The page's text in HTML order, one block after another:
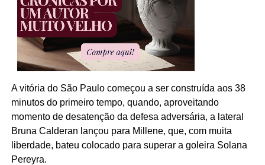
A vitória do São Paulo começou a ser construída aos 38
minutos do primeiro tempo, quando, aproveitando
momento de desatenção da defesa adversária, a lateral
Bruna Calderan lançou para Millene, que, com muita
liberdade, bateu colocado para superar a goleira Solana
Pereyra.